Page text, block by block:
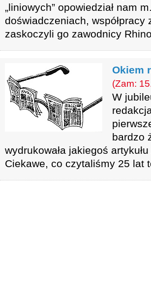
„liniowych” opowiedział nam
doświadczeniach,
zaskoczyli go zawodnicy
Okiem
(Zam:
W
bardzo
wydrukowała jakiegoś
Ciekawe, co czytaliśmy 25 lat